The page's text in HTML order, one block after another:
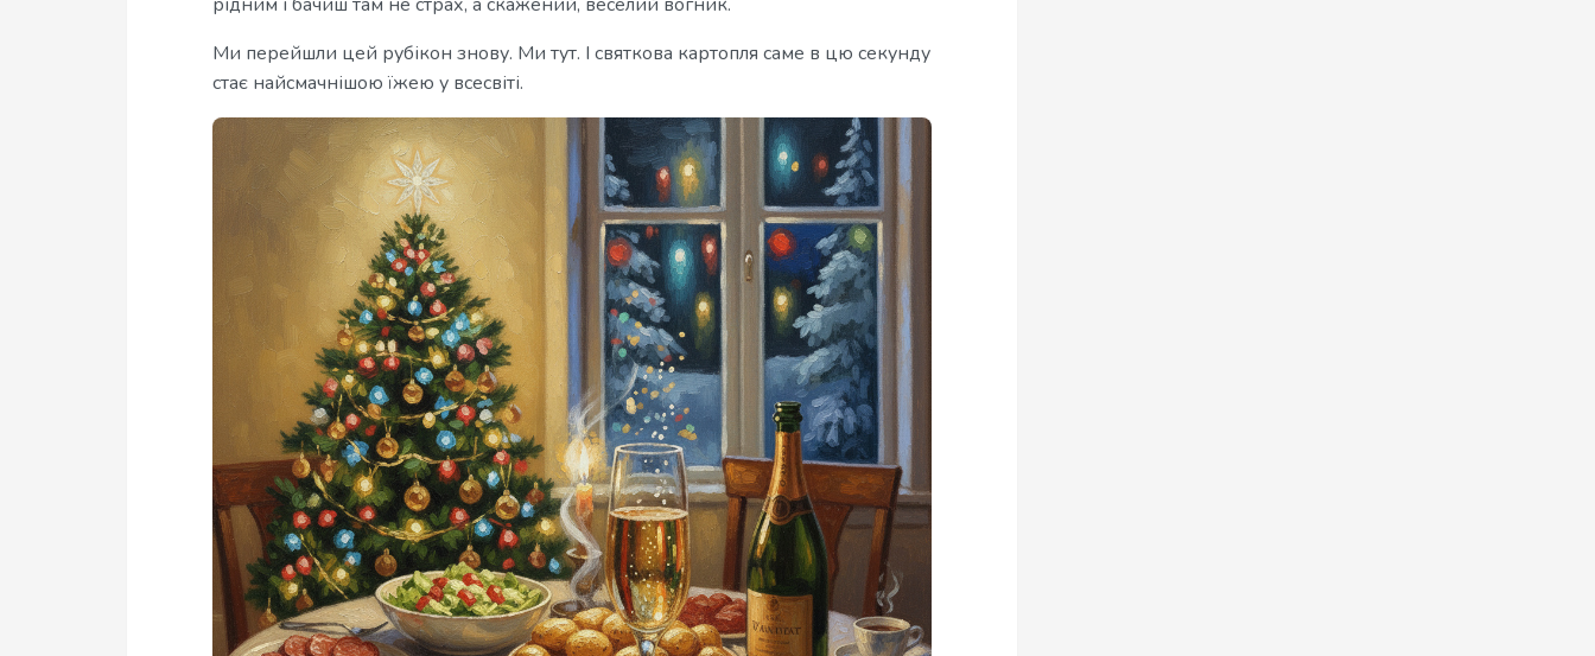
Ми перейшли цей рубікон знову. Ми тут. І святкова картопля саме в цю секунду
стає найсмачнішою їжею у всесвіті.